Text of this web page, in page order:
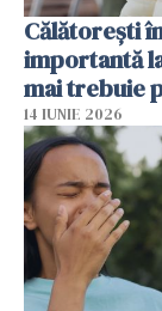
Călătorești
importantă
mai trebuie
14 IUNIE 2026